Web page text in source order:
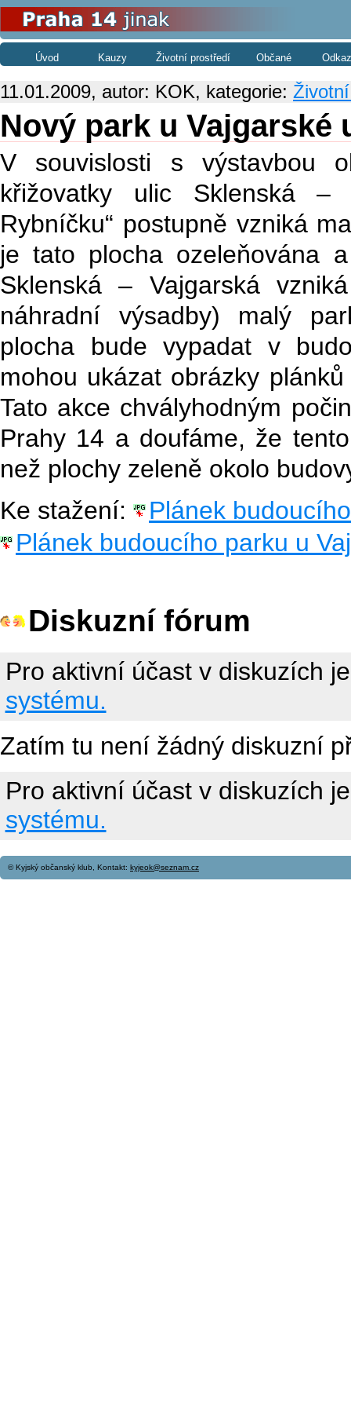
Úvod Kauzy Životní prostředí Občané
11.01.2009, autor: KOK, kategorie:
Nový park u Vajgarské
V souvislosti s výstavbou
křižovatky ulic Sklenská –
Rybníčku“ postupně vzniká
je tato plocha ozeleňována
Sklenská – Vajgarská
náhradní výsadby) malý
plocha bude vypadat v
mohou ukázat obrázky
Tato akce chvályhodným
Prahy 14 a doufáme, že
než plochy zeleně okolo
Ke stažení:
Plánek
Plánek budoucího parku u
Diskuzní fórum
Pro aktivní účast v diskuzích
systému.
Zatím tu není žádný diskuzní
Pro aktivní účast v diskuzích
systému.
© Kyjský občanský klub, Kontakt: kyjeok@seznam.cz